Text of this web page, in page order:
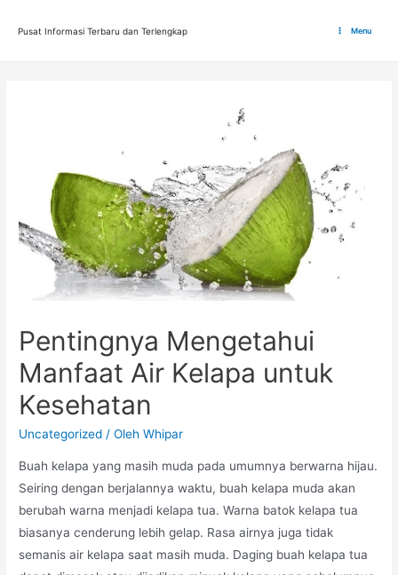
Pusat Informasi Terbaru dan Terlengkap Menu
Pentingnya Mengetahui
Manfaat Air Kelapa untuk
Kesehatan
Uncategorized / OlehWhipar
Buah kelapa yang masih muda pada umumnya berwarna hijau.
Seiring dengan berjalannya waktu, buah kelapa muda akan
berubah warna menjadi kelapa tua. Warna batok kelapa tua
biasanya cenderung lebih gelap. Rasa airnya juga tidak
semanis air kelapa saat masih muda. Daging buah kelapa tua